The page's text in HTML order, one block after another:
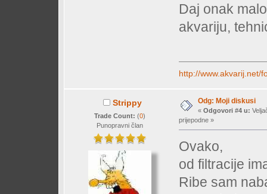
Daj onak
akvariju,
http://www.akvarij.net/
Strippy
Trade Count: (0)
Punopravni član
Odg: Moji diskusi
« Odgovori #4 u:
prijepodne »
Ovako,
od filtracije
Ribe sam